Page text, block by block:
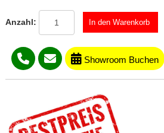
Anzahl:
Showroom Buchen